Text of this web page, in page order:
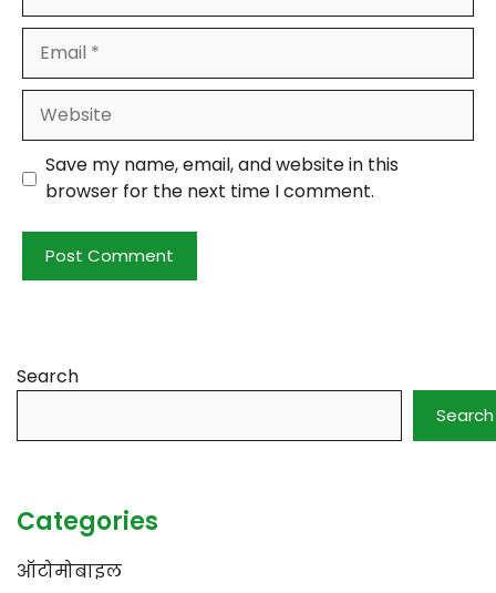
Website
Save my name, email, and website in this
browser for the next time I comment.
Search
Search
Categories
ऑटोमोबाइल